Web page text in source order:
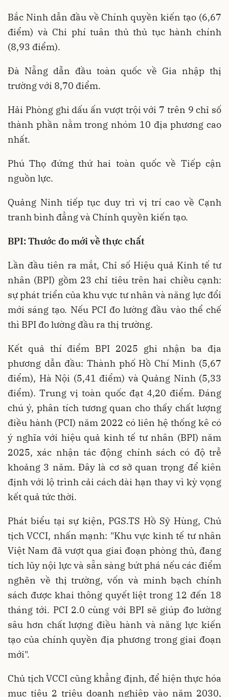
Bắc Ninh dẫn đầu về Chính quyền kiến tạo (6,67
điểm) và Chi phí tuân thủ thủ tục hành chính
(8,93 điểm).
Đà Nẵng dẫn đầu toàn quốc về Gia nhập thị
trường với 8,70 điểm.
Hải Phòng ghi dấu ấn vượt trội với 7 trên 9 chỉ số
thành phần nằm trong nhóm 10 địa phương cao
nhất.
Phú Thọ đứng thứ hai toàn quốc về Tiếp cận
nguồn lực.
Quảng Ninh tiếp tục duy trì vị trí cao về Cạnh
tranh bình đẳng và Chính quyền kiến tạo.
BPI: Thước đo mới về thực chất
Lần đầu tiên ra mắt, Chỉ số Hiệu quả Kinh tế tư
nhân (BPI) gồm 23 chỉ tiêu trên hai chiều cạnh:
sự phát triển của khu vực tư nhân và năng lực đổi
mới sáng tạo. Nếu PCI đo lường đầu vào thể chế
thì BPI đo lường đầu ra thị trường.
Kết quả thí điểm BPI 2025 ghi nhận ba địa
phương dẫn đầu: Thành phố Hồ Chí Minh (5,67
điểm), Hà Nội (5,41 điểm) và Quảng Ninh (5,33
điểm). Trung vị toàn quốc đạt 4,20 điểm. Đáng
chú ý, phân tích tương quan cho thấy chất lượng
điều hành (PCI) năm 2022 có liên hệ thống kê có
ý nghĩa với hiệu quả kinh tế tư nhân (BPI) năm
2025, xác nhận tác động chính sách có độ trễ
khoảng 3 năm. Đây là cơ sở quan trọng để kiên
định với lộ trình cải cách dài hạn thay vì kỳ vọng
kết quả tức thời.
Phát biểu tại sự kiện, PGS.TS Hồ Sỹ Hùng, Chủ
tịch VCCI, nhấn mạnh: "Khu vực kinh tế tư nhân
Việt Nam đã vượt qua giai đoạn phòng thủ, đang
tích lũy nội lực và sẵn sàng bứt phá nếu các điểm
nghẽn về thị trường, vốn và minh bạch chính
sách được khai thông quyết liệt trong 12 đến 18
tháng tới. PCI 2.0 cùng với BPI sẽ giúp đo lường
sâu hơn chất lượng điều hành và năng lực kiến
tạo của chính quyền địa phương trong giai đoạn
mới".
Chủ tịch VCCI cũng khẳng định, để hiện thực hóa
mục tiêu 2 triệu doanh nghiệp vào năm 2030,